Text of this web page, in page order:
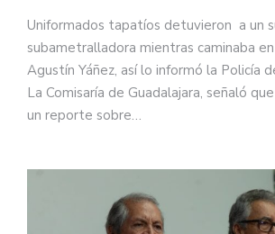
Uniformados tapatíos detuvieron a un
subametralladora mientras caminaba
Agustín Yáñez, así lo informó la Policía
La Comisaría de Guadalajara, señaló
un reporte sobre…